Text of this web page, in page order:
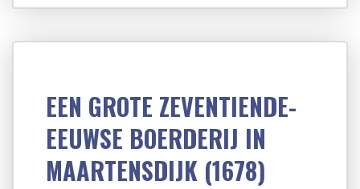
EEN GROTE ZEVENTIENDE-
EEUWSE BOERDERIJ IN
MAARTENSDIJK (1678)